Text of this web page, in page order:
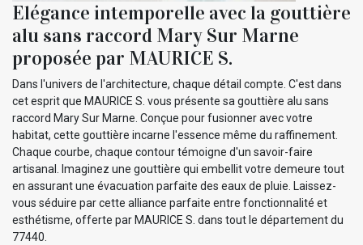
Elégance intemporelle avec la gouttière
alu sans raccord Mary Sur Marne
proposée par MAURICE S.
Dans l'univers de l'architecture, chaque détail compte. C'est dans
cet esprit que MAURICE S. vous présente sa gouttière alu sans
raccord Mary Sur Marne. Conçue pour fusionner avec votre
habitat, cette gouttière incarne l'essence même du raffinement.
Chaque courbe, chaque contour témoigne d'un savoir-faire
artisanal. Imaginez une gouttière qui embellit votre demeure tout
en assurant une évacuation parfaite des eaux de pluie. Laissez-
vous séduire par cette alliance parfaite entre fonctionnalité et
esthétisme, offerte par MAURICE S. dans tout le département du
77440.